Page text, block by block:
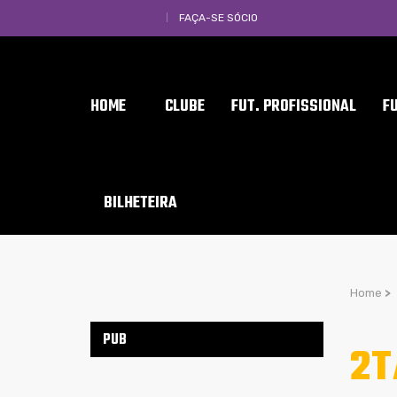
FAÇA-SE SÓCIO
HOME CLUBE FUT. PROFISSIONAL
BILHETEIRA
Home >
PUB